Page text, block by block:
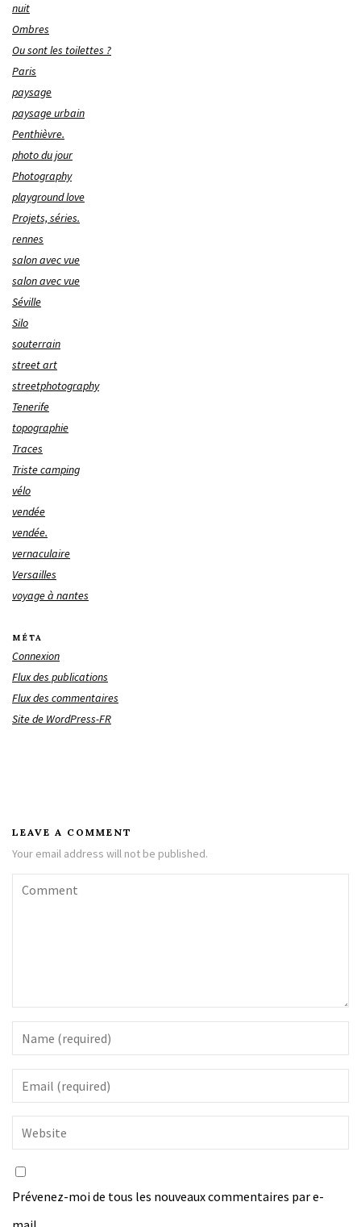
nuit
Ombres
Ou sont les toilettes ?
Paris
paysage
paysage urbain
Penthièvre.
photo du jour
Photography
playground love
Projets, séries.
rennes
salon avec vue
salon avec vue
Séville
Silo
souterrain
street art
streetphotography
Tenerife
topographie
Traces
Triste camping
vélo
vendée
vendée.
vernaculaire
Versailles
voyage à nantes
MÉTA
Connexion
Flux des publications
Flux des commentaires
Site de WordPress-FR
LEAVE A COMMENT
Your email address will not be published.
Prévenez-moi de tous les nouveaux commentaires par e-